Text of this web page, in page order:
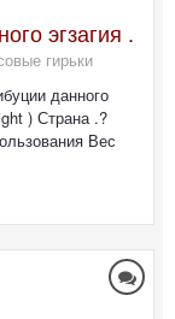
эгзагия .
гирьки
данного
) Страна .?
Вес